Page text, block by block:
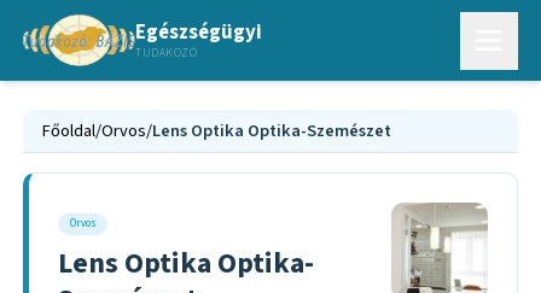
Egészségügyi
TUDAKOZÓ
Főoldal/Orvos/Lens Optika Optika-Szemészet
Orvos
Lens Optika Optika-